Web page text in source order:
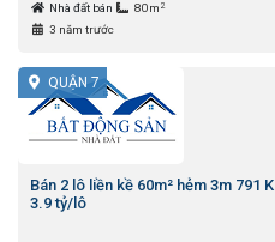
Nhà đất bán 80m 2
3 năm trước
QUẬN 7
Bán 2 lô liền kề 60m² hẻm 3m 791
3.9 tỷ/lô